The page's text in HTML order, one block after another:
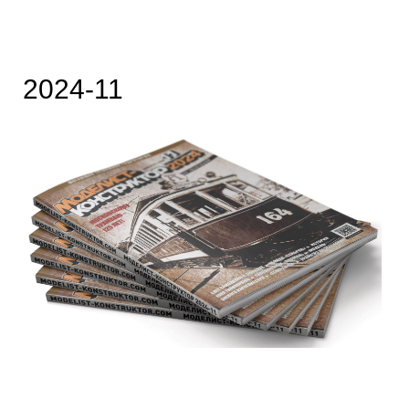
2024-11